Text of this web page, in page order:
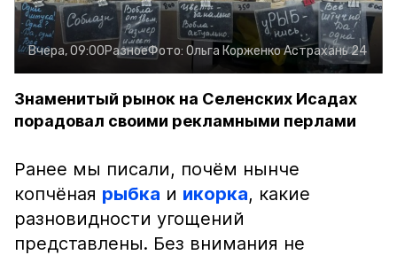
Вчера, 09:00РазноеФото: Ольга КорженкоАстрахань 24
Знаменитый рынок на Селенских Исадах
порадовал своими рекламными перлами
Ранее мы писали, почём нынче
копчёная рыбка и икорка, какие
разновидности угощений
представлены. Без внимания не